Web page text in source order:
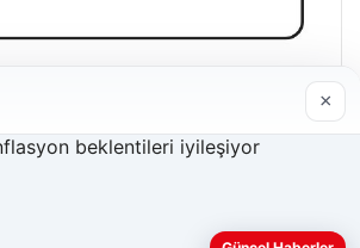
Bürosu
daha iyi anlayabilmek,
×